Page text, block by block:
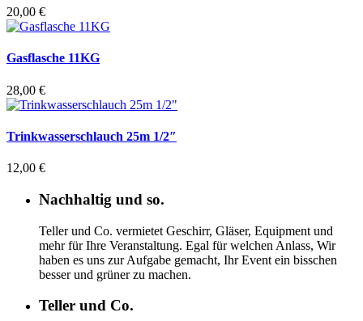
20,00 €
Gasflasche 11KG
28,00 €
Trinkwasserschlauch 25m 1/2″
12,00 €
Nachhaltig und so.
Teller und Co. vermietet Geschirr, Gläser, Equipment und
mehr für Ihre Veranstaltung. Egal für welchen Anlass, Wir
haben es uns zur Aufgabe gemacht, Ihr Event ein bisschen
besser und grüner zu machen.
Teller und Co.